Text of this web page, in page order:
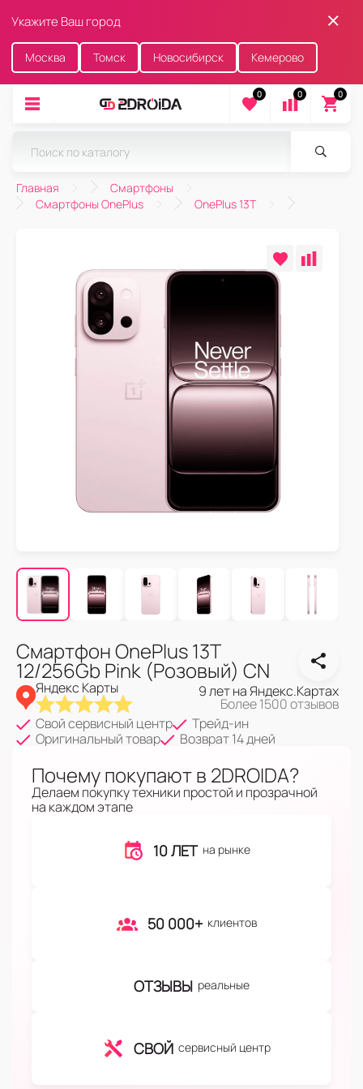
Укажите Ваш город
Москва Томск Новосибирск Кемерово
0 0 0
Главная
Смартфоны
Смартфоны OnePlus
OnePlus 13T
Смартфон OnePlus 13T
12/256Gb Pink (Розовый) CN
Яндекс Карты 9 лет на Яндекс.Картах
Более 1500 отзывов
Свой сервисный центр
Трейд-ин
Оригинальный товар
Возврат 14 дней
Почему покупают в 2DROIDA?
Делаем покупку техники простой и прозрачной
на каждом этапе
10 ЛЕТ на рынке
50 000+ клиентов
ОТЗЫВЫ реальные
СВОЙ сервисный центр